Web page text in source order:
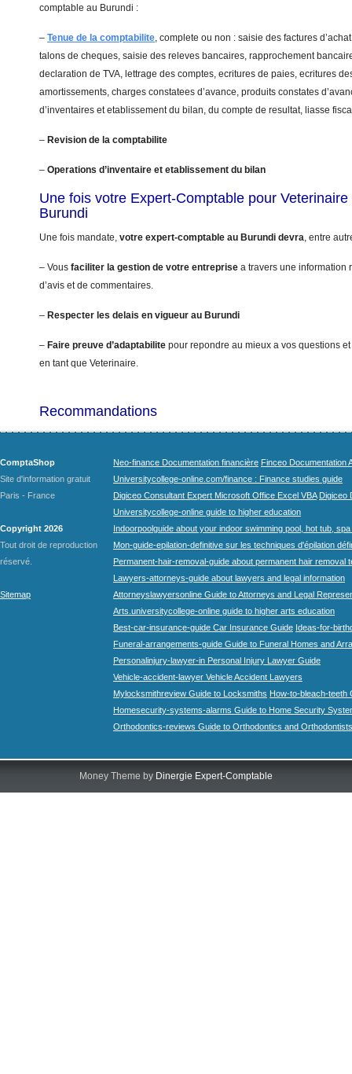
comptable au Burundi :
– Tenue de la comptabilite, complete ou non : saisie des factures
talons de cheques, saisie des releves bancaires, rapprochement
declaration de TVA, lettrage des comptes, ecritures de paies, ecritures
amortissements, charges constatees d’avance, produits constates
d’inventaires et etablissement du bilan, du compte de resultat, liasse
– Revision de la comptabilite
– Operations d’inventaire et etablissement du bilan
Une fois votre Expert-Comptable pour
Burundi
Une fois mandate, votre expert-comptable au Burundi devra, entre
– Vous faciliter la gestion de votre entreprise a travers une information
d’avis et de commentaires.
– Respecter les delais en vigueur au Burundi
– Faire preuve d’adaptabilite pour repondre au mieux a vos questions
en tant que Veterinaire.
Recommandations
ComptaShop
Site d'information gratuit
Paris - France
Copyright 2026
Tout droit de reproduction
réservé.
Sitemap
Neo-finance Documentation financière Finceo Documentation
Universitycollege-online.com/finance : Finance studies guide
Digiceo Consultant Expert Microsoft Office Excel VBA Digiceo
Universitycollege-online guide to higher education
Indoorpoolguide about your indoor swimming pool, hot tub,
Mon-guide-epilation-definitive sur les techniques d'épilation
Permanent-hair-removal-guide about permanent hair removal
Lawyers-attorneys-guide about lawyers and legal information
Attorneyslawyersonline Guide to Attorneys and Legal
Arts.universitycollege-online guide to higher arts education
Best-car-insurance-guide Car Insurance Guide Ideas-for-
Funeral-arrangements-guide Guide to Funeral Homes and
Personalinjury-lawyer-in Personal Injury Lawyer Guide
Vehicle-accident-lawyer Vehicle Accident Lawyers
Mylocksmithreview Guide to Locksmiths How-to-bleach-teeth
Homesecurity-systems-alarms Guide to Home Security
Orthodontics-reviews Guide to Orthodontics and Orthodontists
Money Theme by Dinergie Expert-Comptable